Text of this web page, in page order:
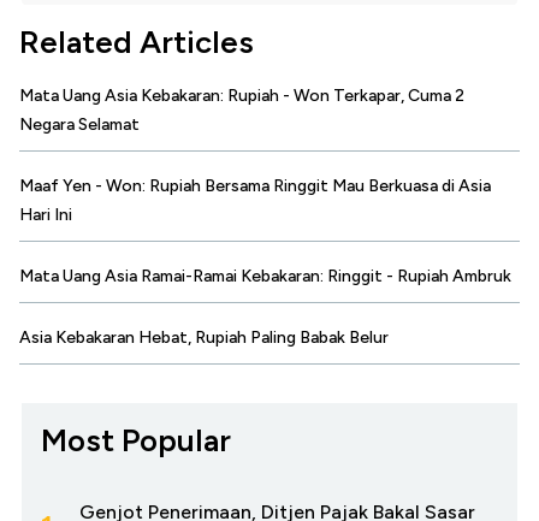
Related Articles
Mata Uang Asia Kebakaran: Rupiah - Won Terkapar, Cuma 2
Negara Selamat
Maaf Yen - Won: Rupiah Bersama Ringgit Mau Berkuasa di Asia
Hari Ini
Mata Uang Asia Ramai-Ramai Kebakaran: Ringgit - Rupiah Ambruk
Asia Kebakaran Hebat, Rupiah Paling Babak Belur
Most Popular
Genjot Penerimaan, Ditjen Pajak Bakal Sasar